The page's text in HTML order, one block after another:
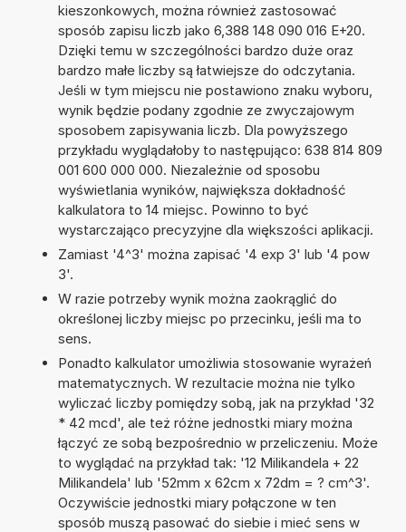
kieszonkowych, można również zastosować
sposób zapisu liczb jako 6,388 148 090 016 E+20.
Dzięki temu w szczególności bardzo duże oraz
bardzo małe liczby są łatwiejsze do odczytania.
Jeśli w tym miejscu nie postawiono znaku wyboru,
wynik będzie podany zgodnie ze zwyczajowym
sposobem zapisywania liczb. Dla powyższego
przykładu wyglądałoby to następująco: 638 814 809
001 600 000 000. Niezależnie od sposobu
wyświetlania wyników, największa dokładność
kalkulatora to 14 miejsc. Powinno to być
wystarczająco precyzyjne dla większości aplikacji.
Zamiast '4^3' można zapisać '4 exp 3' lub '4 pow
3'.
W razie potrzeby wynik można zaokrąglić do
określonej liczby miejsc po przecinku, jeśli ma to
sens.
Ponadto kalkulator umożliwia stosowanie wyrażeń
matematycznych. W rezultacie można nie tylko
wyliczać liczby pomiędzy sobą, jak na przykład '32
* 42 mcd', ale też różne jednostki miary można
łączyć ze sobą bezpośrednio w przeliczeniu. Może
to wyglądać na przykład tak: '12 Milikandela + 22
Milikandela' lub '52mm x 62cm x 72dm = ? cm^3'.
Oczywiście jednostki miary połączone w ten
sposób muszą pasować do siebie i mieć sens w